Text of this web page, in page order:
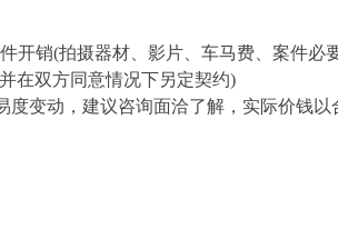
开销(拍摄器材、影片、车马费、案件必
在双方同意情况下另定契约)
变动，建议咨询面洽了解，实际价钱以